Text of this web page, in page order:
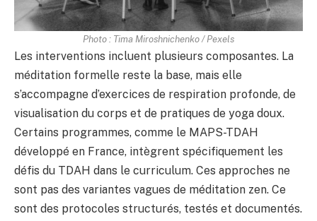
Photo : Tima Miroshnichenko / Pexels
Les interventions incluent plusieurs composantes. La
méditation formelle reste la base, mais elle
s’accompagne d’exercices de respiration profonde, de
visualisation du corps et de pratiques de yoga doux.
Certains programmes, comme le MAPS-TDAH
développé en France, intègrent spécifiquement les
défis du TDAH dans le curriculum. Ces approches ne
sont pas des variantes vagues de méditation zen. Ce
sont des protocoles structurés, testés et documentés.